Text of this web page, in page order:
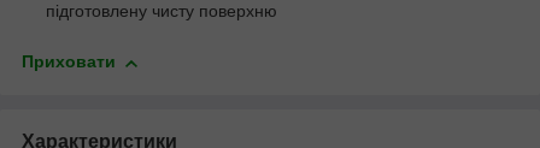
підготовлену чисту поверхню
Приховати
Характеристики